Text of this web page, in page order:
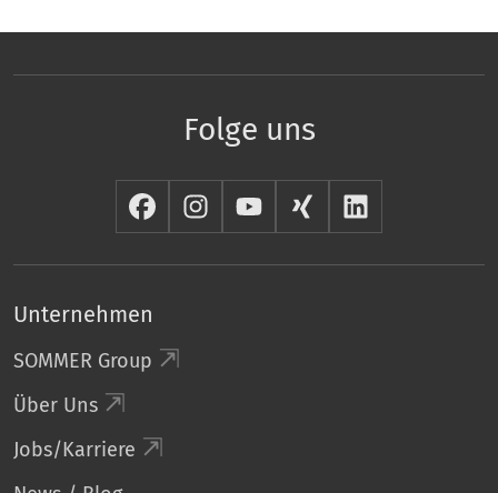
Folge uns
Unternehmen
SOMMER Group
Über Uns
Jobs/Karriere